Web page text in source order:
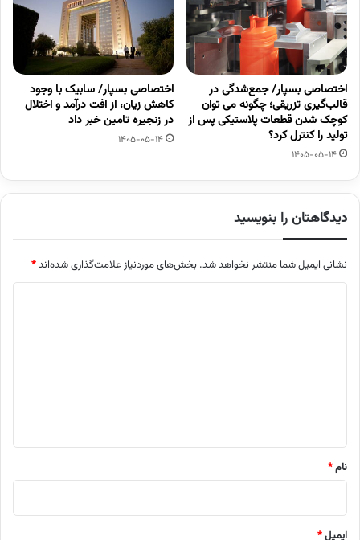
اختصاصی بسپار/ جمع‌شدگی در
قالب‌گیری تزریقی؛ چگونه می توان
کوچک شدن قطعات پلاستیکی پس از
تولید را کنترل کرد؟
1405-05-14
اختصاصی بسپار/ سابیک با وجود
کاهش زیان، از افت درآمد و اختلال
در زنجیره تامین خبر داد
1405-05-14
دیدگاهتان را بنویسید
نشانی ایمیل شما منتشر نخواهد شد. بخش‌های موردنیاز علامت‌گذاری شده‌اند*
نام*
ایمیل*